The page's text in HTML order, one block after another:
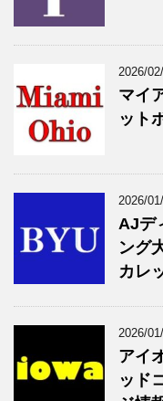
2026/
マイ
ット
2026/
AJデ
ング
カレ
2026/
アイ
ッド